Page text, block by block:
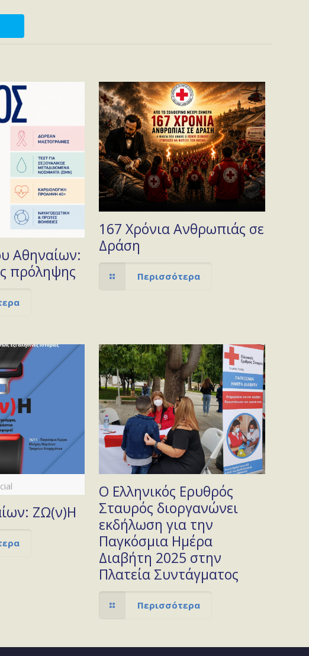
Αθηναίων:
πρόληψης
167 Χρόνια Ανθρωπιάς σε
Δράση
Περισσότερα
ΖΩ(ν)Η
Ο Ελληνικός Ερυθρός
Σταυρός διοργανώνει
εκδήλωση για την
Παγκόσμια Ημέρα
Διαβήτη 2025 στην
Πλατεία Συντάγματος
Περισσότερα